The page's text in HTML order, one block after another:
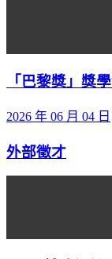
「巴黎獎」獎
2026 年 06 月 04 日
外部徵才